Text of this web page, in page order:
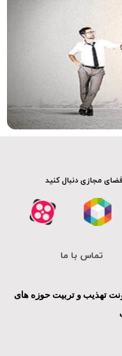
مجازی دنبال کنید
تماس با ما
تهذیب و تربیت حوزه های